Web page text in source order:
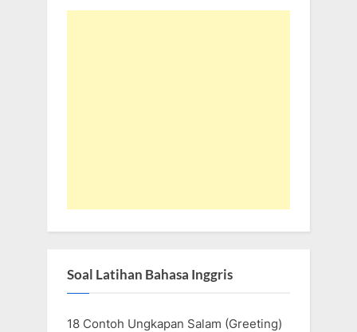
Soal Latihan Bahasa Inggris
18 Contoh Ungkapan Salam (Greeting)